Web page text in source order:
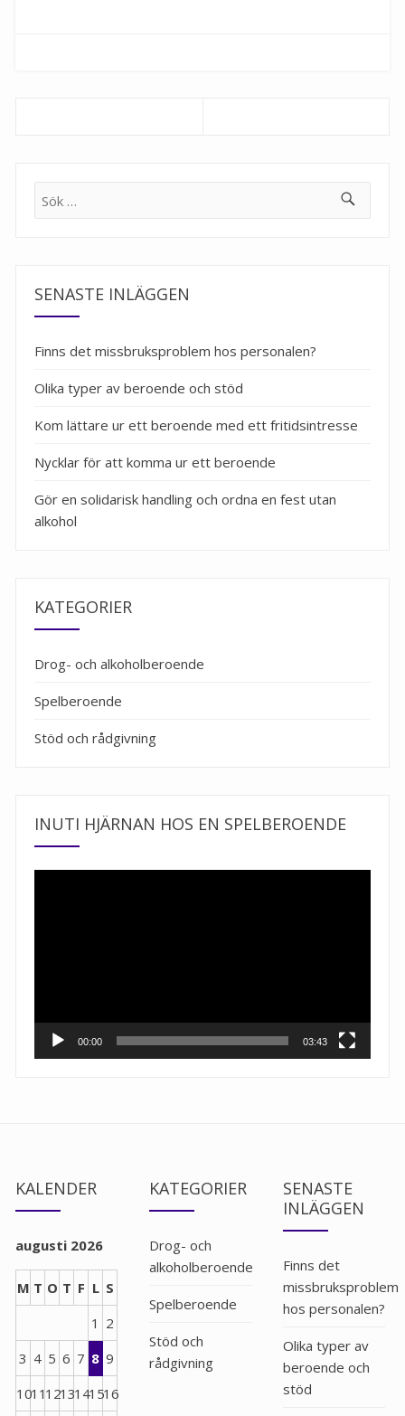
SENASTE INLÄGGEN
Finns det missbruksproblem hos personalen?
Olika typer av beroende och stöd
Kom lättare ur ett beroende med ett fritidsintresse
Nycklar för att komma ur ett beroende
Gör en solidarisk handling och ordna en fest utan
alkohol
KATEGORIER
Drog- och alkoholberoende
Spelberoende
Stöd och rådgivning
INUTI HJÄRNAN HOS EN SPELBEROENDE
00:00 03:43
KALENDER
augusti 2026
M T O T F L S
1 2
3 4 5 6 7 8 9
10111213141516
KATEGORIER
Drog- och
alkoholberoende
Spelberoende
Stöd och
rådgivning
SENASTE
INLÄGGEN
Finns det
missbruksproblem
hos personalen?
Olika typer av
beroende och
stöd